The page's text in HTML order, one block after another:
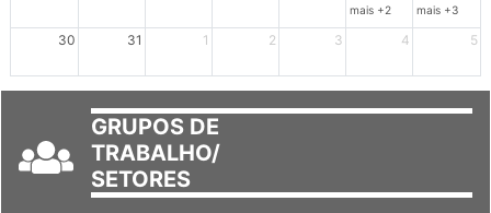
mais +2 mais +3
30 31 1 2 3 4 5
GRUPOS DE
TRABALHO/
SETORES